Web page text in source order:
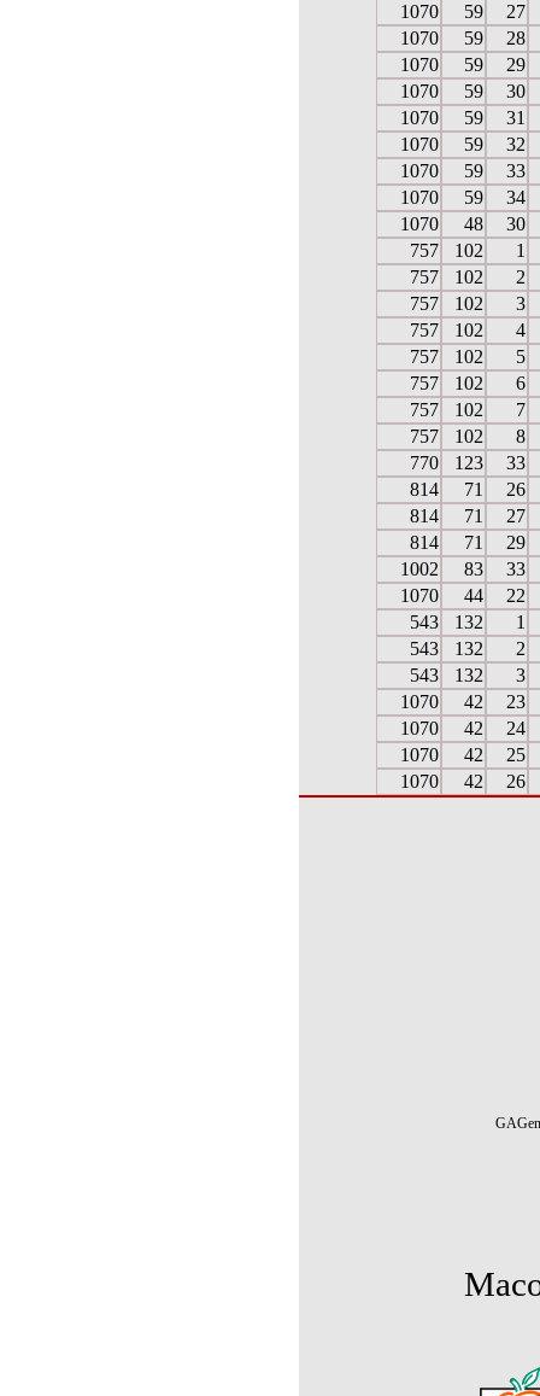
1070 59
27
1070
59
28
1070
59
29
1070
59
30
1070
59
31
1070
59
32
1070
59
33
1070
59
34
1070
48
30
757
102
1
757
102
2
757
102
3
757
102
4
757
102
5
757
102
6
757
102
7
757
102
8
770
123
33
814
71
26
814
71
27
814
71
29
1002
83
33
1070
44
22
543
132
1
543
132
2
543
132
3
1070
42
23
1070
42
24
1070
42
25
1070
42 26